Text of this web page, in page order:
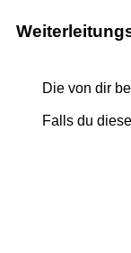
Die von dir
Falls du